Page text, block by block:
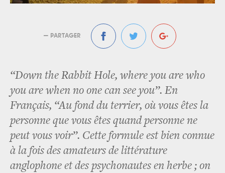
— PARTAGER
“Down the Rabbit Hole, where you are who
you are when no one can see you”. En
Français, “Au fond du terrier, où vous êtes la
personne que vous êtes quand personne ne
peut vous voir”. Cette formule est bien connue
à la fois des amateurs de littérature
anglophone et des psychonautes en herbe ; on